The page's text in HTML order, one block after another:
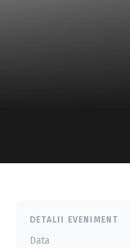
DETALII EVENIMENT
Data